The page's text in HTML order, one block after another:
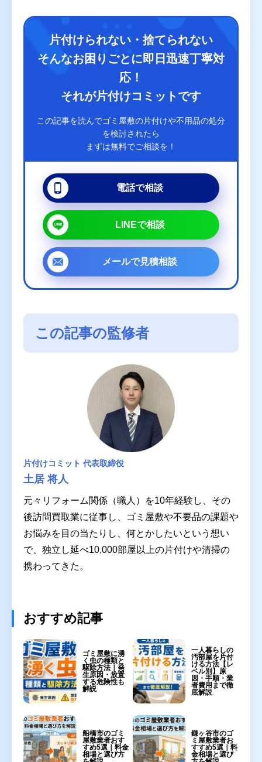
片付けられない・捨てられない
そんなお困りごとに即日迅速丁寧対
応！
それが片付けコミットです
この記事を読んでゴミ屋敷の片付けや不用品の処分
を検討されたら
まずは無料でご相談を！
電話で相談
LINEで相談
メールで見積相談
この記事の監修者
片付けコミット 代表取締役
土居 将人
元々リフォーム関係（職人）を10年経験し、その
後訪問買取業に従事し、ゴミ屋敷や不要品の課題や
お悩みを目の当たりし、何とかしたいという想い
で、独立し延べ10,000部屋以上の片付けや清掃の
携わってきた。
おすすめ記事
ゴミ屋敷に湧
く虫の種類と
駆除方法｜発
生原因・放置
する危険性も
解説
一人暮らしの
汚部屋を片付
ける方法【レ
ベル別】原
因・手順・業
者費用まで徹
底解説
船橋市のゴミ
屋敷業者おす
すめ5選｜料金
相場と選び方
鎌ヶ谷市のゴ
ミ屋敷業者お
すすめ5選｜料
金相場と選び